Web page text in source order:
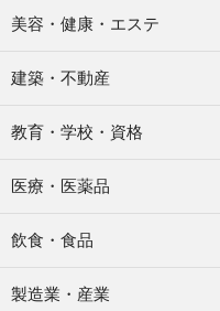
美容・健康・エステ
建築・不動産
教育・学校・資格
医療・医薬品
飲食・食品
製造業・産業